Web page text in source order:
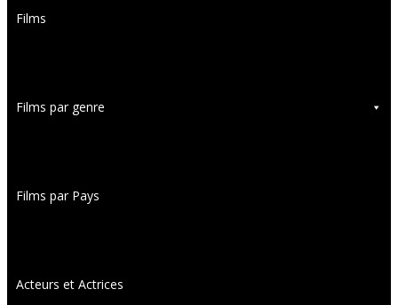
Films
Films par genre
Films par Pays
Acteurs et Actrices